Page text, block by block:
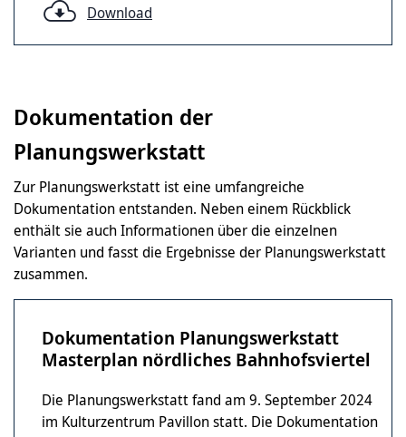
Download
Dokumentation der
Planungswerkstatt
Zur Planungswerkstatt ist eine umfangreiche
Dokumentation entstanden. Neben einem Rückblick
enthält sie auch Informationen über die einzelnen
Varianten und fasst die Ergebnisse der Planungswerkstatt
zusammen.
Dokumentation Planungswerkstatt
Masterplan nördliches Bahnhofsviertel
Die Planungswerkstatt fand am 9. September 2024
im Kulturzentrum Pavillon statt. Die Dokumentation